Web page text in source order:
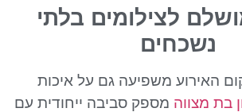
לצילומים בלתי
נשכחים
האירוע משפיעה גם על איכות
בת מצווה מספק סביבה ייחודית עם